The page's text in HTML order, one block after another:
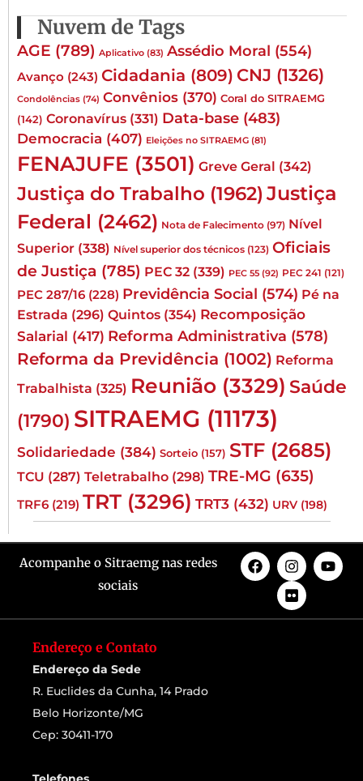
Nuvem de Tags
AGE (789) Aplicativo (83) Assédio Moral (554)
Avanço (243) Cidadania (809) CNJ (1326)
Condolências (74) Convênios (370) Coral do SITRAEMG
(142) Coronavírus (331) Data-base (483)
Democracia (407) Eleições no SITRAEMG (81)
FENAJUFE (3501) Greve Geral (342)
Justiça do Trabalho (1962) Justiça
Federal (2462) Nota de Falecimento (97) Nível
Superior (338) Nível superior dos técnicos (123) Oficiais
de Justiça (785) PEC 32 (339) PEC 55 (92) PEC 241 (121)
PEC 287/16 (228) Previdência Social (574) Pé na
Estrada (296) Quintos (354) Recomposição
Salarial (417) Reforma Administrativa (578)
Reforma da Previdência (1002) Reforma
Trabalhista (325) Reunião (3329) Saúde
(1790) SITRAEMG (11173)
Solidariedade (384) Sorteio (157) STF (2685)
TCU (287) Teletrabalho (298) TRE-MG (635)
TRF6 (219) TRT (3296) TRT3 (432) URV (198)
Acompanhe o Sitraemg nas redes
sociais
Endereço e Contato
Endereço da Sede
R. Euclides da Cunha, 14 Prado
Belo Horizonte/MG
Cep: 30411-170